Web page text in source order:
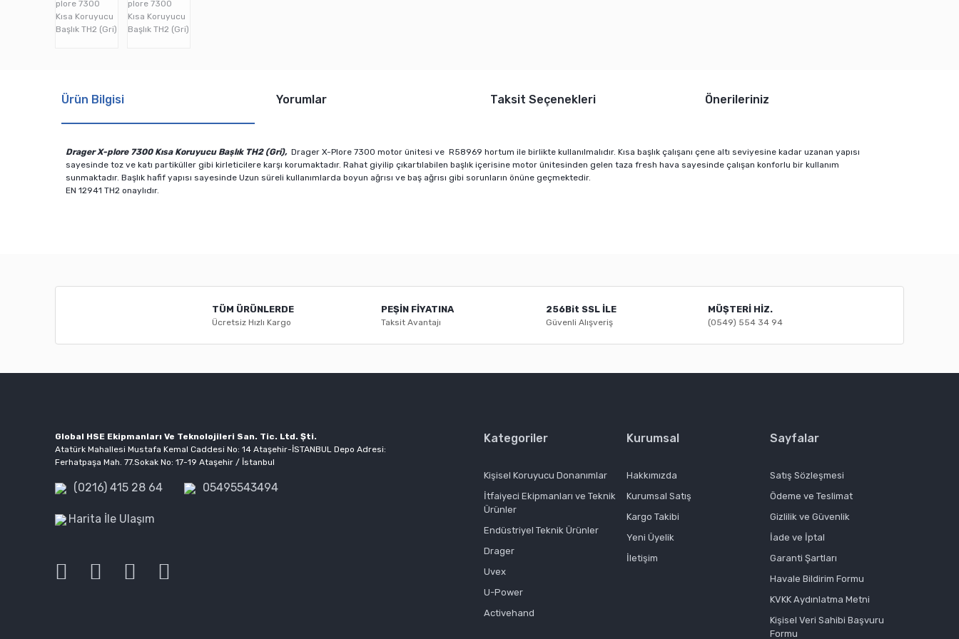
Ürün Bilgisi Yorumlar Taksit Seçenekleri Önerileriniz
Drager X-plore 7300 Kısa Koruyucu Başlık TH2 (Gri), Drager X-Plore 7300 motor ünitesi ve R58969 hortum ile birlikte kullanılmalıdır. Kısa başlık çalışanı çene altı seviyesine kadar uzanan yapısı
sayesinde toz ve katı partiküller gibi kirleticilere karşı korumaktadır. Rahat giyilip çıkartılabilen başlık içerisine motor ünitesinden gelen taza fresh hava sayesinde çalışan konforlu bir kullanım
sunmaktadır. Başlık hafif yapısı sayesinde Uzun süreli kullanımlarda boyun ağrısı ve baş ağrısı gibi sorunların önüne geçmektedir.
EN 12941 TH2 onaylıdır.
Ürün açıklamasında eksik bilgiler bulunuyor.
Bu ürüne benzer farklı alternatifler olmalı.
Gönder
TÜM ÜRÜNLERDE
Ücretsiz Hızlı Kargo
PEŞİN FİYATINA
Taksit Avantajı
256Bit SSL İLE
Güvenli Alışveriş
MÜŞTERİ HİZ.
(0549) 554 34 94
Global HSE Ekipmanları Ve Teknolojileri San. Tic. Ltd. Şti.
Atatürk Mahallesi Mustafa Kemal Caddesi No: 14 Ataşehir-İSTANBUL Depo Adresi:
Ferhatpaşa Mah. 77.Sokak No: 17-19 Ataşehir / İstanbul
(0216) 415 28 64 05495543494
Harita İle Ulaşım
Kategoriler
Kişisel Koruyucu Donanımlar
İtfaiyeci Ekipmanları ve Teknik
Ürünler
Endüstriyel Teknik Ürünler
Drager
Uvex
U-Power
Activehand
Kurumsal
Hakkımızda
Kurumsal Satış
Kargo Takibi
Yeni Üyelik
İletişim
Sayfalar
Satış Sözleşmesi
Ödeme ve Teslimat
Gizlilik ve Güvenlik
İade ve İptal
Garanti Şartları
Havale Bildirim Formu
KVKK Aydınlatma Metni
Kişisel Veri Sahibi Başvuru
Formu